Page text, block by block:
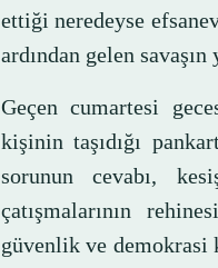
ettiği neredeyse
ardından gelen
Geçen cumartesi
kişinin taşıdığı
sorunun cevabı,
çatışmalarının
güvenlik ve demokrasi